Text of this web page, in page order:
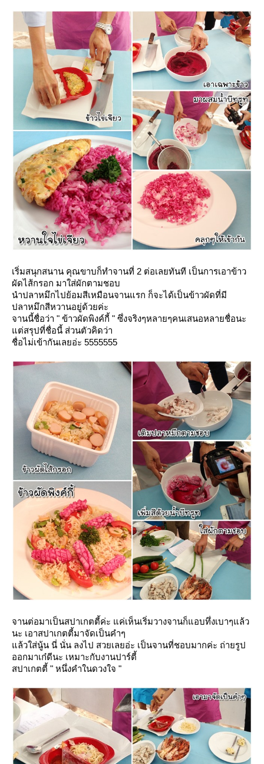
เริ่มสนุกสนาน คุณขาบก็ทำจานที่ 2 ต่อเลยทันที เป็นการเอาข้าว
ผัดไส้กรอก มาใส่ผักตามชอบ
นำปลาหมึกไปย้อมสีเหมือนจานแรก ก็จะได้เป็นข้าวผัดที่มี
ปลาหมึกสีหวานอยู่ด้วยค่ะ
จานนี้ชื่อว่า " ข้าวผัดพิงค์กี้ " ซึ่งจริงๆหลายๆคนเสนอหลายชื่อนะ
ต่สรุปที่ชื่อนี้ ส่วนตัวคิดว่า
ชื่อไม่เข้ากันเลยอ่ะ 5555555
จานต่อมาเป็นสปาเกตตี้ค่ะ แค่เห็นเริ่มวางจานก็แอบทึ่งเบาๆแล้ว
นะ เอาสปาเกตตี้มาจัดเป็นคำๆ
ล้วใส่นู้น นี่ นั่น ลงไป สวยเลยอ่ะ เป็นจานที่ชอบมากค่ะ ถ่ายรูป
ออกมาเก๋ดีนะ เหมาะกับงานปาร์ตี้
สปาเกตตี้ " หนึ่งคำในดวงใจ "